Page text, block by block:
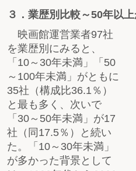
３．業歴別比較～50年以
映画館運営業者97社
を業歴別にみると、
「10～30年未満」「50
～100年未満」がともに
35社（構成比36.1％）
と最も多く、次いで
「30～50年未満」が17
社（同17.5％）と続い
た。「10～30年未満」
が多かった背景として